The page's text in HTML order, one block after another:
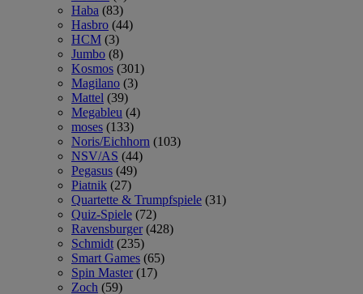
Haba (83)
Hasbro (44)
HCM (3)
Jumbo (8)
Kosmos (301)
Magilano (3)
Mattel (39)
Megableu (4)
moses (133)
Noris/Eichhorn (103)
NSV/AS (44)
Pegasus (49)
Piatnik (27)
Quartette & Trumpfspiele (31)
Quiz-Spiele (72)
Ravensburger (428)
Schmidt (235)
Smart Games (65)
Spin Master (17)
Zoch (59)